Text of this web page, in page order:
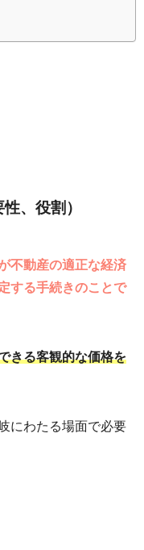
、役割）
不動産の適正な経済
する手続きのことで
きる客観的な価格を
にわたる場面で必要